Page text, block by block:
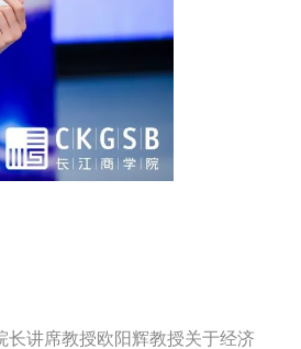
讲席教授欧阳辉教授关于经济